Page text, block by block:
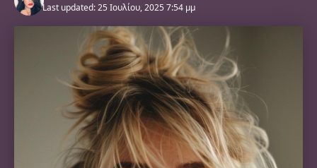
Last updated: 25 Ιουλίου, 2025 7:54 μμ